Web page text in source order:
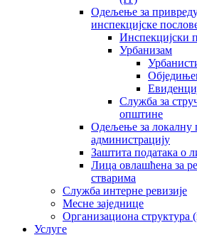
Одељење за
инспекцијске
Инспекцијски
Урбанизам
Служба за
општине
Одељење за локалну
администрацију
Заштита података о
Лица овлашћена за
стварима
Служба интерне ревизије
Месне заједнице
Организациона структура
Услуге